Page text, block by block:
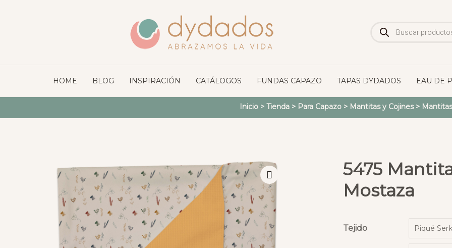
de
productos
HOME BLOG INSPIRACIÓN CATÁLOGOS FUNDAS CAPAZO TAPAS DYDADOS EAU DE
Inicio> Tienda> Para Capazo> Mantitas y Cojines>
5475
Mostaza
Tejido